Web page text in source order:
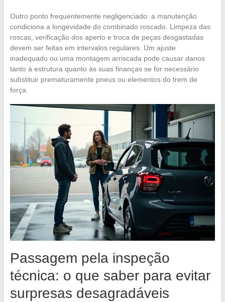
Outro ponto frequentemente negligenciado: a manutenção
condiciona a longevidade do combinado roscado. Limpeza das
roscas, verificação dos aperto e troca de peças desgastadas
devem ser feitas em intervalos regulares. Um ajuste
inadequado ou uma montagem arriscada pode causar danos
tanto à estrutura quanto às suas finanças se for necessário
substituir prematuramente pneus ou elementos do trem de
força.
Passagem pela inspeção
técnica: o que saber para evitar
surpresas desagradáveis